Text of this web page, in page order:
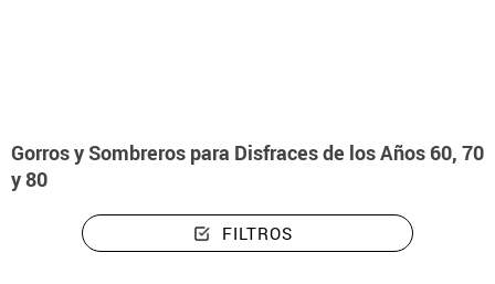
Gorros y Sombreros para Disfraces de los Años 60, 70
y 80
FILTROS